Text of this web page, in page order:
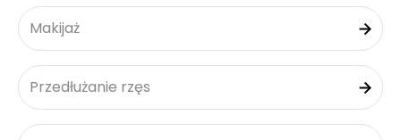
Makijaż
Przedłużanie rzęs